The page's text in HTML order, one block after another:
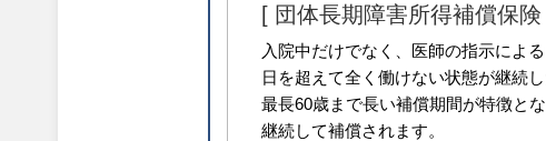
[ 団体長期障害所得補償保険
入院中だけでなく、医師の指示によ
日を超えて全く働けない状態が継続
最長60歳まで長い補償期間が特徴と
継続して補償されます。